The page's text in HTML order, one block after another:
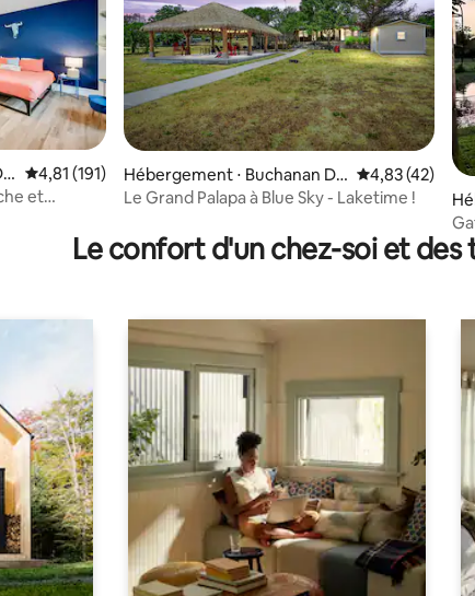
Évaluation moyenne sur la base de 191 commentaires : 4,81
4,81 (191)
et
Hébergement ⋅ Buchanan Da
m
Évaluation
4,83 (42)
Le Grand Palapa à Blue Sky - Laketime !
am
Le confort d'un chez-soi et